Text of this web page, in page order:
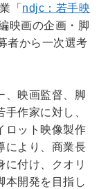
「 ndjc：若手映
映画の企画・脚
者から一次選考
、映画監督、脚
作家に対し、
ロット映像製作
により、商業長
に付け、クオリ
本開発を目指し